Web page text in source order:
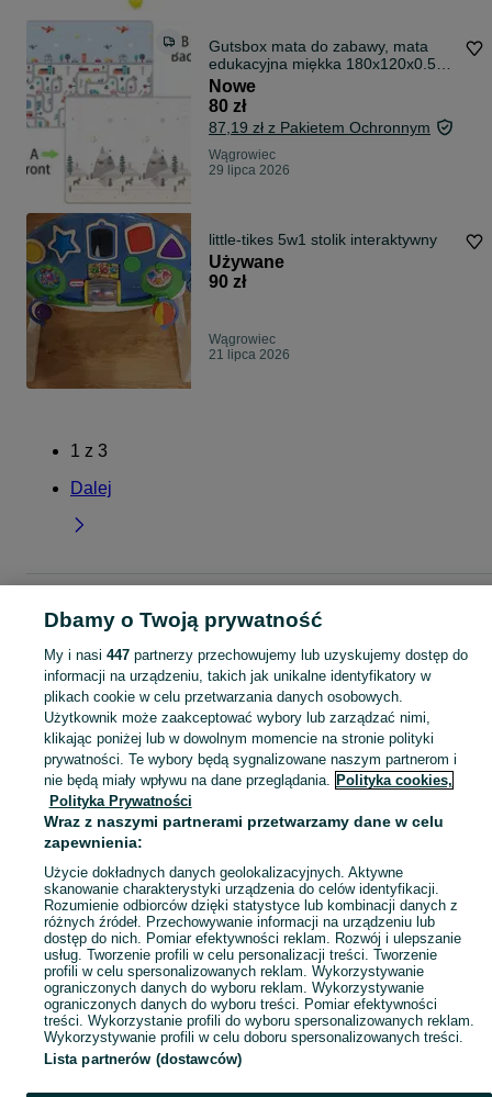
Gutsbox mata do zabawy, mata
edukacyjna miękka 180x120x0.5
cm NOWA
Nowe
80 zł
87,19 zł z Pakietem Ochronnym
Wągrowiec
29 lipca 2026
little-tikes 5w1 stolik interaktywny
Używane
90 zł
Wągrowiec
21 lipca 2026
1 z 3
Dalej
niemowląt - Wielkopolskie
Zabawki dla niemowląt - Wągrowiec
KATEGORIA
domek ogrodowy dla dzieci,basen z kulkami,zabawki ogrodowe,zabawki
Zobacz
Mapa kategorii
Mapa miejscowości
Mapa ministron
Popularne wyszukiwania
Dbamy o Twoją prywatność
My i nasi 447partnerzy przechowujemy lub uzyskujemy dostęp do
informacji na urządzeniu, takich jak unikalne identyfikatory w
plikach cookie w celu przetwarzania danych osobowych.
Użytkownik może zaakceptować wybory lub zarządzać nimi,
klikając poniżej lub w dowolnym momencie na stronie polityki
prywatności. Te wybory będą sygnalizowane naszym partnerom i
nie będą miały wpływu na dane przeglądania. Polityka cookies,
Polityka Prywatności
Wraz z naszymi partnerami przetwarzamy dane w celu
zapewnienia:
Użycie dokładnych danych geolokalizacyjnych. Aktywne
skanowanie charakterystyki urządzenia do celów identyfikacji.
Rozumienie odbiorców dzięki statystyce lub kombinacji danych z
różnych źródeł. Przechowywanie informacji na urządzeniu lub
dostęp do nich. Pomiar efektywności reklam. Rozwój i ulepszanie
usług. Tworzenie profili w celu personalizacji treści. Tworzenie
profili w celu spersonalizowanych reklam. Wykorzystywanie
ograniczonych danych do wyboru reklam. Wykorzystywanie
ograniczonych danych do wyboru treści. Pomiar efektywności
treści. Wykorzystanie profili do wyboru spersonalizowanych reklam.
Wykorzystywanie profili w celu doboru spersonalizowanych treści.
Lista partnerów (dostawców)